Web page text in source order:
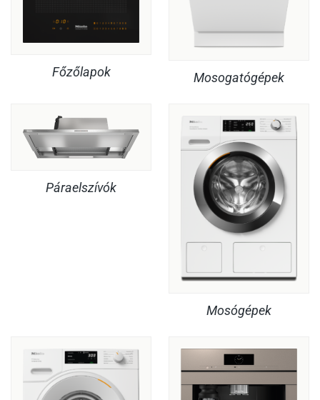
Főzőlapok Mosogatógépek
Páraelszívók
Mosógépek